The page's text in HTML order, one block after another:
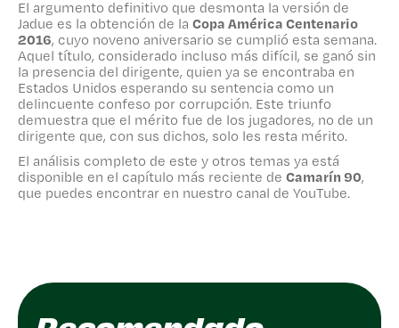
El argumento definitivo que desmonta la versión de
Jadue es la obtención de la Copa América Centenario
2016, cuyo noveno aniversario se cumplió esta semana.
Aquel título, considerado incluso más difícil, se ganó sin
la presencia del dirigente, quien ya se encontraba en
Estados Unidos esperando su sentencia como un
delincuente confeso por corrupción. Este triunfo
demuestra que el mérito fue de los jugadores, no de un
dirigente que, con sus dichos, solo les resta mérito.
El análisis completo de este y otros temas ya está
disponible en el capítulo más reciente de Camarín 90,
que puedes encontrar en nuestro canal de YouTube.